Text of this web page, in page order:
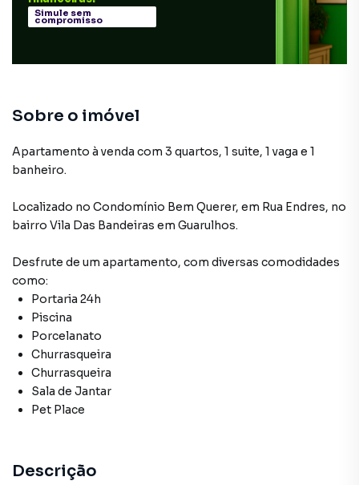
Simule sem
compromisso
Sobre o imóvel
Apartamento à venda com 3 quartos, 1 suite, 1 vaga e 1
banheiro.
Localizado no Condomínio Bem Querer, em Rua Endres, no
bairro Vila Das Bandeiras em Guarulhos.
Desfrute de um apartamento, com diversas comodidades
como:
Portaria 24h
Piscina
Porcelanato
Churrasqueira
Churrasqueira
Sala de Jantar
Pet Place
Descrição